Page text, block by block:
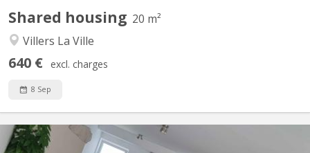
Shared housing 20 m²
Villers La Ville
640 € excl. charges
8 Sep